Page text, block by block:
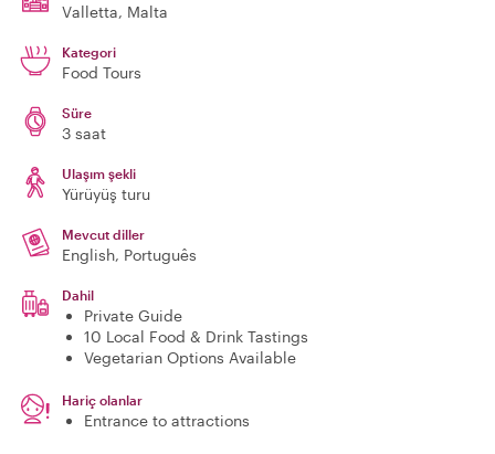
Valletta, Malta
Kategori
Food Tours
Süre
3 saat
Ulaşım şekli
Yürüyüş turu
Mevcut diller
English, Português
Dahil
Private Guide
10 Local Food & Drink Tastings
Vegetarian Options Available
Hariç olanlar
Entrance to attractions